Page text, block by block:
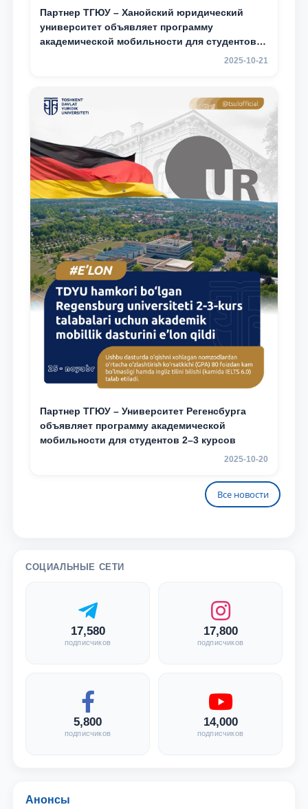
Партнер ТГЮУ – Ханойский юридический
университет объявляет программу
академической мобильности для студентов
2025-10-21
Партнер ТГЮУ – Университет Регенсбурга
объявляет программу академической
мобильности для студентов 2–3 курсов
2025-10-20
Все новости
СОЦИАЛЬНЫЕ СЕТИ
17,580
подписчиков
17,800
подписчиков
5,800
подписчиков
14,000
подписчиков
Анонсы